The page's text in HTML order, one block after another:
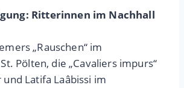
Ritterinnen im Nachhall
„Rauschen“ im
Pölten, die „Cavaliers impurs“
Latifa Laâbissi im